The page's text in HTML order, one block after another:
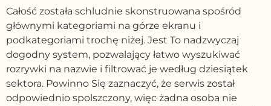
Całość została schludnie skonstruowana spośród
głównymi kategoriami na górze ekranu i
podkategoriami trochę niżej. Jest To nadzwyczaj
dogodny system, pozwalający łatwo wyszukiwać
rozrywki na nazwie i filtrować je według dziesiątek
sektora. Powinno Się zaznaczyć, że serwis został
odpowiednio spolszczony, więc żadna osoba nie